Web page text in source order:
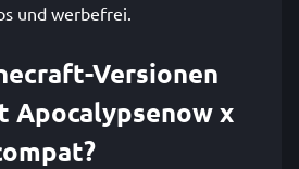
und werbefrei.
Versionen
x